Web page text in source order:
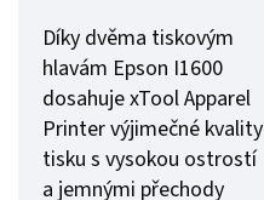
Díky dvěma tiskovým
hlavám Epson I1600
dosahuje xTool Apparel
Printer výjimečné kvality
tisku s vysokou ostrostí
a jemnými přechody